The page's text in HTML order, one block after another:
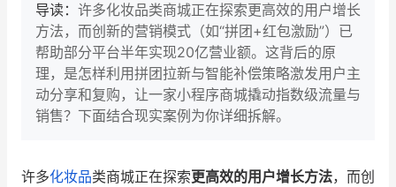
增长产品指南
智库 产品场景库
产品更新动态 帮助中心
导读： 许多化妆品类商城正在探索更高效的用户增长
方法，而创新的营销模式（如“拼团+红包激励”）已
帮助部分平台半年实现20亿营业额。这背后的原
理，是怎样利用拼团拉新与智能补偿策略激发用户主
动分享和复购，让一家小程序商城撬动指数级流量与
销售？下面结合现实案例为你详细拆解。
许多化妆品类商城正在探索更高效的用户增长方法，而创